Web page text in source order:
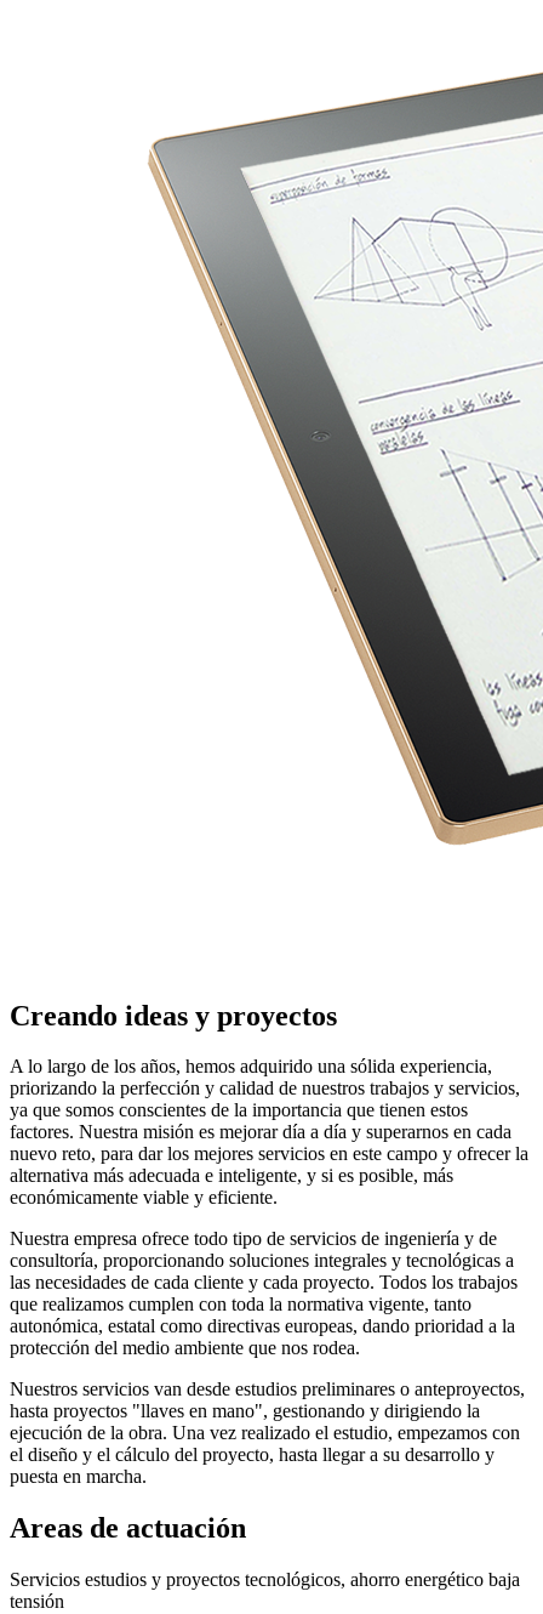
Creando ideas y proyectos
A lo largo de los años, hemos adquirido una sólida experiencia,
priorizando la perfección y calidad de nuestros trabajos y servicios,
ya que somos conscientes de la importancia que tienen estos
factores. Nuestra misión es mejorar día a día y superarnos en cada
nuevo reto, para dar los mejores servicios en este campo y ofrecer la
alternativa más adecuada e inteligente, y si es posible, más
económicamente viable y eficiente.
Nuestra empresa ofrece todo tipo de servicios de ingeniería y de
consultoría, proporcionando soluciones integrales y tecnológicas a
las necesidades de cada cliente y cada proyecto. Todos los trabajos
que realizamos cumplen con toda la normativa vigente, tanto
autonómica, estatal como directivas europeas, dando prioridad a la
protección del medio ambiente que nos rodea.
Nuestros servicios van desde estudios preliminares o anteproyectos,
hasta proyectos "llaves en mano", gestionando y dirigiendo la
ejecución de la obra. Una vez realizado el estudio, empezamos con
el diseño y el cálculo del proyecto, hasta llegar a su desarrollo y
puesta en marcha.
Areas de actuación
Servicios estudios y proyectos tecnológicos, ahorro energético baja
tensión